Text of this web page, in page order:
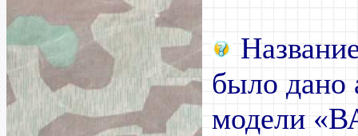
было дано
модели